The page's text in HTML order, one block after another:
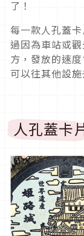
了！
每一款人孔蓋
過因為車站或
方，發放的速
可以往其他設
人孔蓋卡